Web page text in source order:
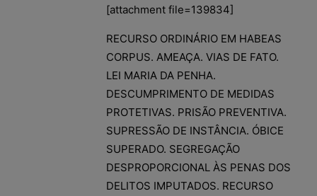
[attachment file=139834]
RECURSO ORDINÁRIO EM HABEAS
CORPUS. AMEAÇA. VIAS DE FATO.
LEI MARIA DA PENHA.
DESCUMPRIMENTO DE MEDIDAS
PROTETIVAS. PRISÃO PREVENTIVA.
SUPRESSÃO DE INSTÂNCIA. ÓBICE
SUPERADO. SEGREGAÇÃO
DESPROPORCIONAL ÀS PENAS DOS
DELITOS IMPUTADOS. RECURSO